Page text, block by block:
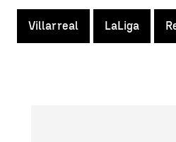
Villarreal LaLiga